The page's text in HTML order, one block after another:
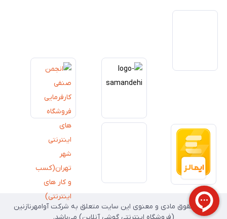
سمت تحقق این چشم‌انداز حرکت می‌کند.
تمامی حقوق مادی و معنوی این سایت متعلق به شرکت آوامهرنازنین
(فروشگاه اینترنتی گوشی آنلاین) می‌باشد.